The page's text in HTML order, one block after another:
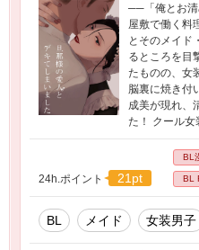
──「俺とお
屋敷で働く料
とそのメイド
るところを目
たものの、女
脳裏に焼き付
成美が現れ、
た！ クール女
24h.ポイント 21pt
BL
BL
BL メイド 女装男子